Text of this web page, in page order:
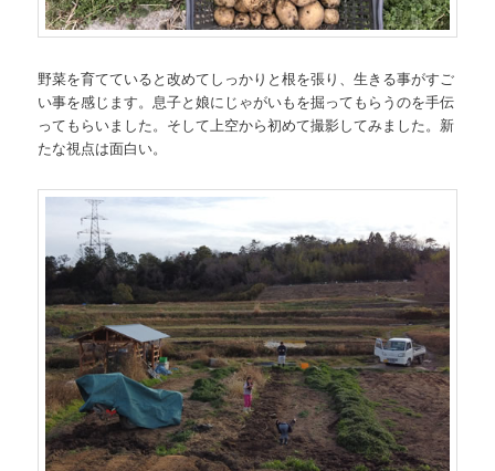
野菜を育てていると改めてしっかりと根を張り、生きる事がすご
い事を感じます。息子と娘にじゃがいもを掘ってもらうのを手伝
ってもらいました。そして上空から初めて撮影してみました。新
たな視点は面白い。